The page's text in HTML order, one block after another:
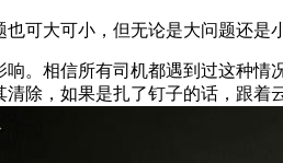
可大可小，但无论是大问题还
。相信所有司机都遇到过这种
除，如果是扎了钉子的话，跟着